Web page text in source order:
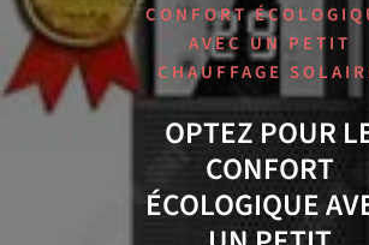
CONFORT
AVEC UN PETIT
CHAUFFAGE
OPTEZ POUR
CONFORT
ÉCOLOGIQUE